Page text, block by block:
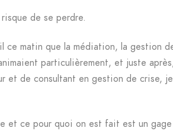
de se perdre.
ce matin que la médiation, la gestion
particulièrement, et juste
et de consultant en gestion de crise,
et ce pour quoi on est fait est un